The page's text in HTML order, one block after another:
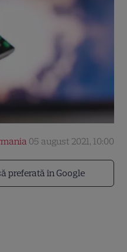
preferată în Google
05 august 2021, 10:00